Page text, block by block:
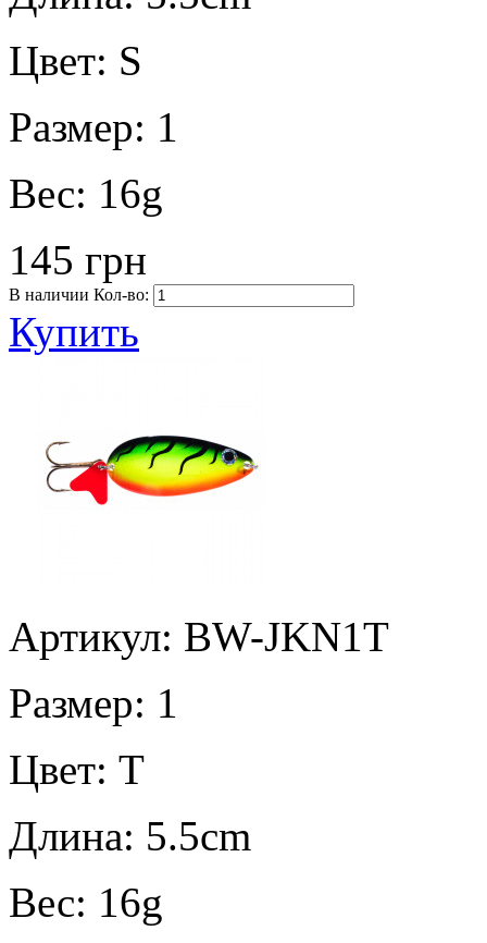
Цвет: S
Размер: 1
Вес: 16g
145 грн
В наличии Кол-во:
Купить
Артикул: BW-JKN1T
Размер: 1
Цвет: T
Длина: 5.5cm
Вес: 16g